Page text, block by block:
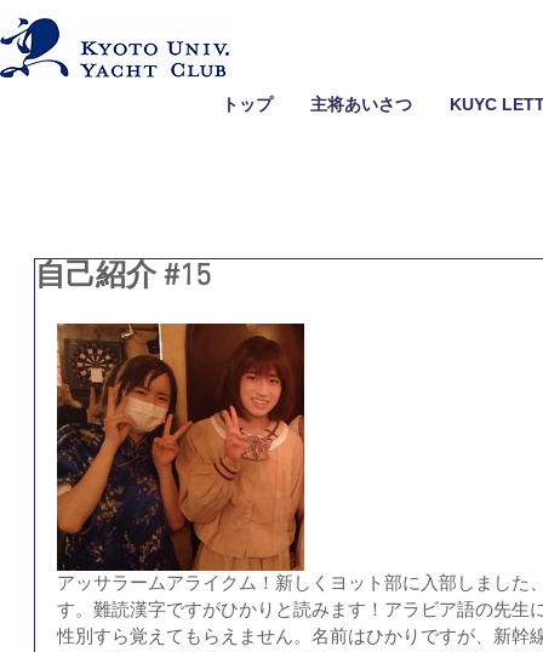
トップ 主将あいさつ KUYC
自己紹介 #15
アッサラームアライクム！新しくヨット部に入部しました
す。難読漢字ですがひかりと読みます！アラビア語の先生
性別すら覚えてもらえません。名前はひかりですが、新幹